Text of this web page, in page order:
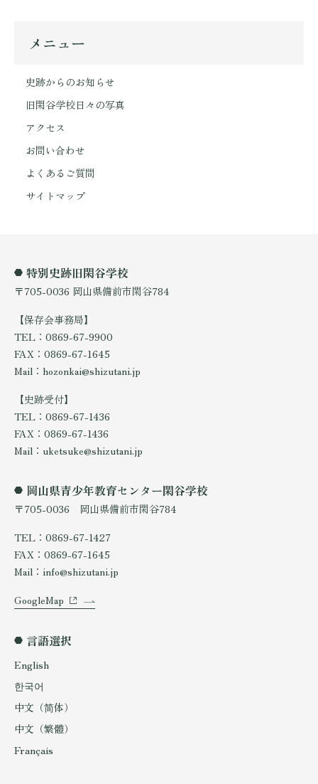
メニュー
史跡からのお知らせ
旧閑谷学校日々の写真
アクセス
お問い合わせ
よくあるご質問
サイトマップ
特別史跡旧閑谷学校
〒705-0036 岡山県備前市閑谷784
【保存会事務局】
TEL：0869-67-9900
FAX：0869-67-1645
Mail：hozonkai@shizutani.jp
【史跡受付】
TEL：0869-67-1436
FAX：0869-67-1436
Mail：uketsuke@shizutani.jp
岡山県青少年教育センター閑谷学校
〒705-0036 岡山県備前市閑谷784
TEL：0869-67-1427
FAX：0869-67-1645
Mail：info@shizutani.jp
GoogleMap
言語選択
English
한국어
中文（简体）
中文（繁體）
Français